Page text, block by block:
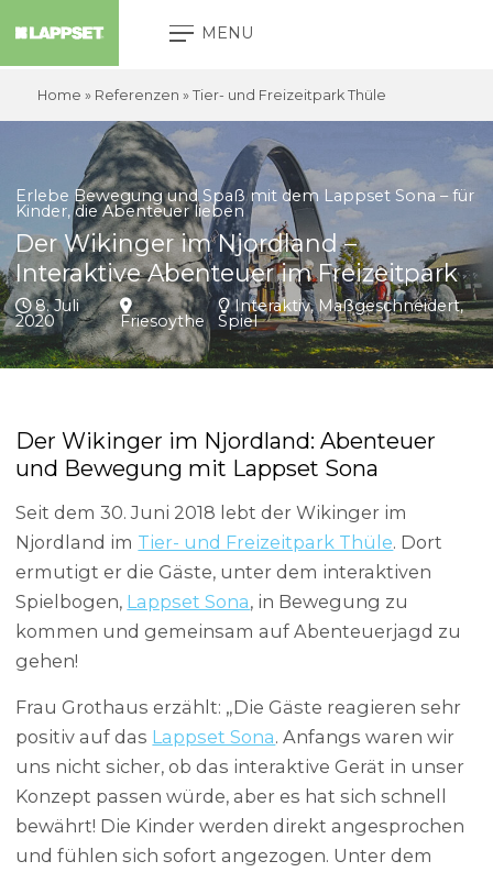
MENU
Home » Referenzen »Tier- und Freizeitpark Thüle
Erlebe Bewegung und Spaß mit dem Lappset Sona – für
Kinder, die Abenteuer lieben
Der Wikinger im Njordland –
Interaktive Abenteuer im Freizeitpark
8. Juli
2020 Friesoythe
Interaktiv, Maßgeschneidert,
Spiel
Der Wikinger im Njordland: Abenteuer
und Bewegung mit Lappset Sona
Seit dem 30. Juni 2018 lebt der Wikinger im
Njordland im Tier- und Freizeitpark Thüle. Dort
ermutigt er die Gäste, unter dem interaktiven
Spielbogen, Lappset Sona, in Bewegung zu
kommen und gemeinsam auf Abenteuerjagd zu
gehen!
Frau Grothaus erzählt: „Die Gäste reagieren sehr
positiv auf das Lappset Sona. Anfangs waren wir
uns nicht sicher, ob das interaktive Gerät in unser
Konzept passen würde, aber es hat sich schnell
bewährt! Die Kinder werden direkt angesprochen
und fühlen sich sofort angezogen. Unter dem